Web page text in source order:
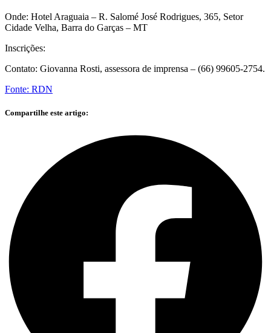
Onde: Hotel Araguaia – R. Salomé José Rodrigues, 365, Setor
Cidade Velha, Barra do Garças – MT
Inscrições:
Contato: Giovanna Rosti, assessora de imprensa – (66) 99605-2754.
Fonte: RDN
Compartilhe este artigo: